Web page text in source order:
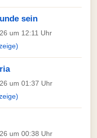
sein
um 12:11 Uhr
um 01:37 Uhr
um 00:38 Uhr